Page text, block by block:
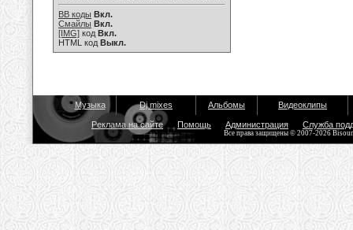
BB коды Вкл.
Смайлы Вкл.
[IMG] код Вкл.
HTML код Выкл.
Музыка Dj mixes Альбомы Видеоклипы
Реклама на сайте Помощь Администрация Служба
Все права защищены © 2007-2026